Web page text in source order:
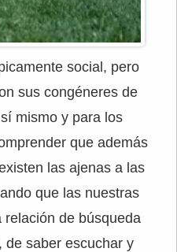
social, pero
sus congéneres de
mismo y para los
que además
las ajenas a las
que las nuestras
de búsqueda
de saber escuchar y